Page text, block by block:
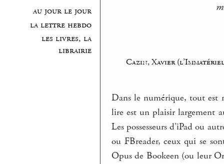
au jour le jour
la lettre hebdo
les livres, la
librairie
Cazin, Xavier
Dans le numérique, tout est
lire est un plaisir largement
Les possesseurs d’iPad ou
ou FBreader, ceux qui se
Opus de Bookeen (ou leur